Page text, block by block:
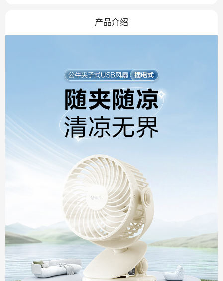
产品介绍